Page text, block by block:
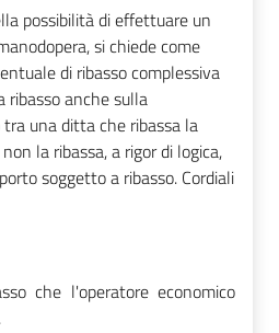
possibilità di effettuare un
si chiede come
di ribasso complessiva
anche sulla
una ditta che ribassa la
la ribassa, a rigor di logica,
soggetto a ribasso. Cordiali
che l'operatore economico